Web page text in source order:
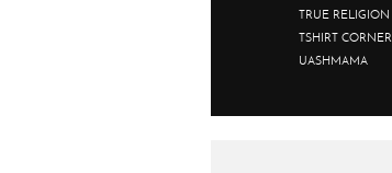
TRUE RELIGION
TSHIRT CORNER
UASHMAMA